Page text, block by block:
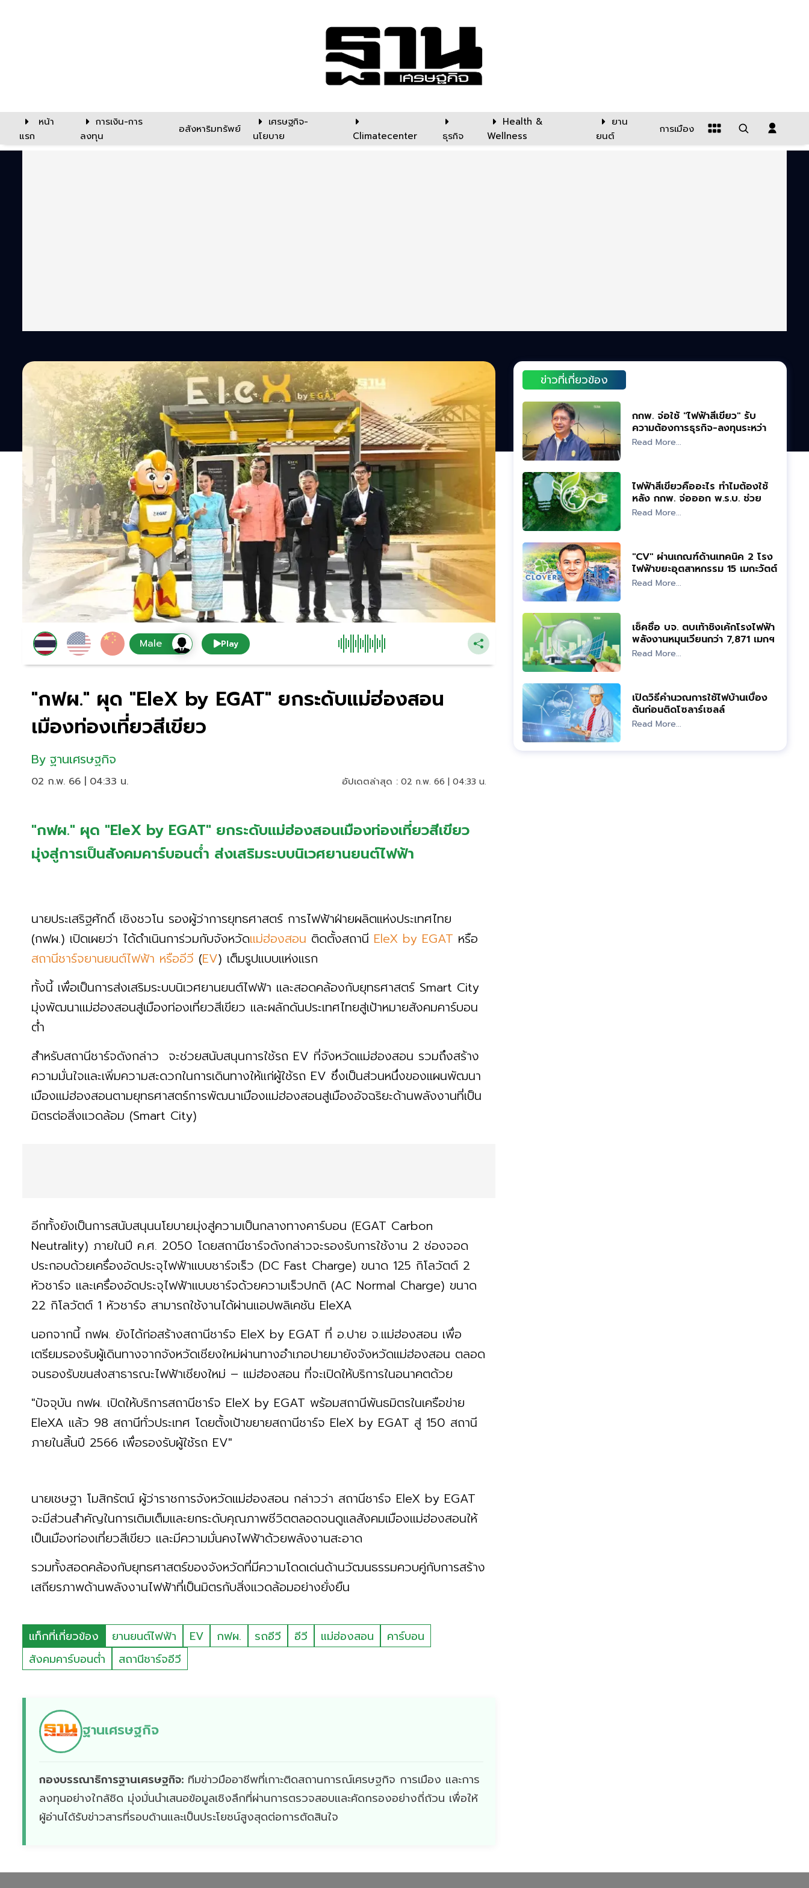
หน้า
แรก
การเงิน-การ
ลงทุน
อสังหาริมทรัพย์
เศรษฐกิจ-
นโยบาย
Climatecenter ธุรกิจ
Health &
Wellness
ยาน
ยนต์
การเมือง
Play
"กฟผ." ผุด "EleX by EGAT" ยกระดับแม่ฮ่องสอน
เมืองท่องเที่ยวสีเขียว
By ฐานเศรษฐกิจ
02 ก.พ. 66 | 04:33 น. อัปเดตล่าสุด : 02 ก.พ. 66 | 04:33 น.
"กฟผ." ผุด "EleX by EGAT" ยกระดับแม่ฮ่องสอนเมืองท่องเที่ยวสีเขียว
มุ่งสู่การเป็นสังคมคาร์บอนต่ำ ส่งเสริมระบบนิเวศยานยนต์ไฟฟ้า
นายประเสริฐศักดิ์ เชิงชวโน รองผู้ว่าการยุทธศาสตร์ การไฟฟ้าฝ่ายผลิตแห่งประเทศไทย
(กฟผ.) เปิดเผยว่า ได้ดำเนินการ่วมกับจังหวัดแม่ฮ่องสอน ติดตั้งสถานี EleX by EGAT หรือ
สถานีชาร์จยานยนต์ไฟฟ้า หรืออีวี (EV) เต็มรูปแบบแห่งแรก
ทั้งนี้ เพื่อเป็นการส่งเสริมระบบนิเวศยานยนต์ไฟฟ้า และสอดคล้องกับยุทธศาสตร์ Smart City
มุ่งพัฒนาแม่ฮ่องสอนสู่เมืองท่องเที่ยวสีเขียว และผลักดันประเทศไทยสู่เป้าหมายสังคมคาร์บอน
ต่ำ
สำหรับสถานีชาร์จดังกล่าว จะช่วยสนับสนุนการใช้รถ EV ที่จังหวัดแม่ฮ่องสอน รวมถึงสร้าง
ความมั่นใจและเพิ่มความสะดวกในการเดินทางให้แก่ผู้ใช้รถ EV ซึ่งเป็นส่วนหนึ่งของแผนพัฒนา
เมืองแม่ฮ่องสอนตามยุทธศาสตร์การพัฒนาเมืองแม่ฮ่องสอนสู่เมืองอัจฉริยะด้านพลังงานที่เป็น
มิตรต่อสิ่งแวดล้อม (Smart City)
อีกทั้งยังเป็นการสนับสนุนนโยบายมุ่งสู่ความเป็นกลางทางคาร์บอน (EGAT Carbon
Neutrality) ภายในปี ค.ศ. 2050 โดยสถานีชาร์จดังกล่าวจะรองรับการใช้งาน 2 ช่องจอด
ประกอบด้วยเครื่องอัดประจุไฟฟ้าแบบชาร์จเร็ว (DC Fast Charge) ขนาด 125 กิโลวัตต์ 2
หัวชาร์จ และเครื่องอัดประจุไฟฟ้าแบบชาร์จด้วยความเร็วปกติ (AC Normal Charge) ขนาด
22 กิโลวัตต์ 1 หัวชาร์จ สามารถใช้งานได้ผ่านแอปพลิเคชัน EleXA
นอกจากนี้ กฟผ. ยังได้ก่อสร้างสถานีชาร์จ EleX by EGAT ที่ อ.ปาย จ.แม่ฮ่องสอน เพื่อ
เตรียมรองรับผู้เดินทางจากจังหวัดเชียงใหม่ผ่านทางอำเภอปายมายังจังหวัดแม่ฮ่องสอน ตลอด
จนรองรับขนส่งสาธารณะไฟฟ้าเชียงใหม่ – แม่ฮ่องสอน ที่จะเปิดให้บริการในอนาคตด้วย
"ปัจจุบัน กฟผ. เปิดให้บริการสถานีชาร์จ EleX by EGAT พร้อมสถานีพันธมิตรในเครือข่าย
EleXA แล้ว 98 สถานีทั่วประเทศ โดยตั้งเป้าขยายสถานีชาร์จ EleX by EGAT สู่ 150 สถานี
ภายในสิ้นปี 2566 เพื่อรองรับผู้ใช้รถ EV"
นายเชษฐา โมสิกรัตน์ ผู้ว่าราชการจังหวัดแม่ฮ่องสอน กล่าวว่า สถานีชาร์จ EleX by EGAT
จะมีส่วนสำคัญในการเติมเต็มและยกระดับคุณภาพชีวิตตลอดจนดูแลสังคมเมืองแม่ฮ่องสอนให้
เป็นเมืองท่องเที่ยวสีเขียว และมีความมั่นคงไฟฟ้าด้วยพลังงานสะอาด
รวมทั้งสอดคล้องกับยุทธศาสตร์ของจังหวัดที่มีความโดดเด่นด้านวัฒนธรรมควบคู่กับการสร้าง
เสถียรภาพด้านพลังงานไฟฟ้าที่เป็นมิตรกับสิ่งแวดล้อมอย่างยั่งยืน
แท็กที่เกี่ยวข้อง ยานยนต์ไฟฟ้า EV กฟผ. รถอีวี อีวี แม่ฮ่องสอน
คาร์บอน
สังคมคาร์บอนต่ำ
สถานีชาร์จอีวี
ฐานเศรษฐกิจ
กองบรรณาธิการฐานเศรษฐกิจ: ทีมข่าวมืออาชีพที่เกาะติดสถานการณ์เศรษฐกิจ การเมือง และการ
ลงทุนอย่างใกล้ชิด มุ่งมั่นนำเสนอข้อมูลเชิงลึกที่ผ่านการตรวจสอบและคัดกรองอย่างถี่ถ้วน เพื่อให้
ผู้อ่านได้รับข่าวสารที่รอบด้านและเป็นประโยชน์สูงสุดต่อการตัดสินใจ
ข่าวที่เกี่ยวข้อง
กกพ. จ่อใช้ "ไฟฟ้าสีเขียว" รับ
ความต้องการธุรกิจ-ลงทุนระหว่าง
ประเทศ
Read More...
ไฟฟ้าสีเขียวคืออะไร ทำไมต้องใช้
หลัง กกพ. จ่อออก พ.ร.บ. ช่วย
เอกชน
Read More...
"CV" ผ่านเกณฑ์ด้านเทคนิค 2 โรง
ไฟฟ้าขยะอุตสาหกรรม 15 เมกะวัตต์
Read More...
เช็คชื่อ บจ. ตบเท้าชิงเค้กโรงไฟฟ้า
พลังงานหมุนเวียนกว่า 7,871 เมกฯ
Read More...
เปิดวิธีคำนวณการใช้ไฟบ้านเบื้อง
ต้นก่อนติดโซลาร์เซลล์
Read More...